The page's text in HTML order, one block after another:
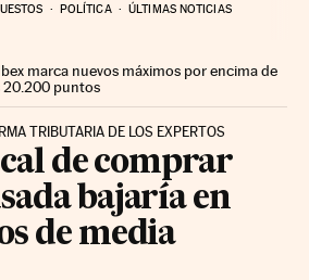
POLÍTICA ÚLTIMAS NOTICIAS
marca nuevos máximos por encima de
20.200 puntos
TRIBUTARIA DE LOS EXPERTOS
de comprar
bajaría en
de media